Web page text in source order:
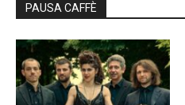
PAUSA CAFFÈ